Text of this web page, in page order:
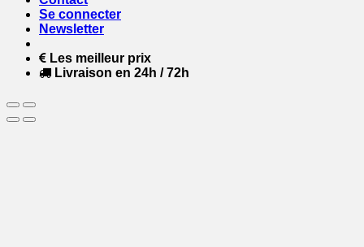
Se connecter
Newsletter
Les meilleur prix
Livraison en 24h / 72h